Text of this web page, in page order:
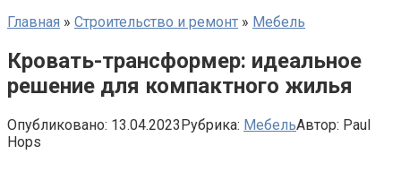
Главная » Строительство и ремонт » Мебель
Кровать-трансформер: идеальное
решение для компактного жилья
Опубликовано: 13.04.2023Рубрика: МебельАвтор: Paul
Hops